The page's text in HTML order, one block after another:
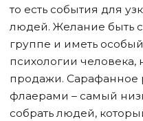
то есть события для
людей. Желание быть
группе и иметь особый
психологии человека,
продажи. Сарафанное
флаерами – самый
собрать людей,